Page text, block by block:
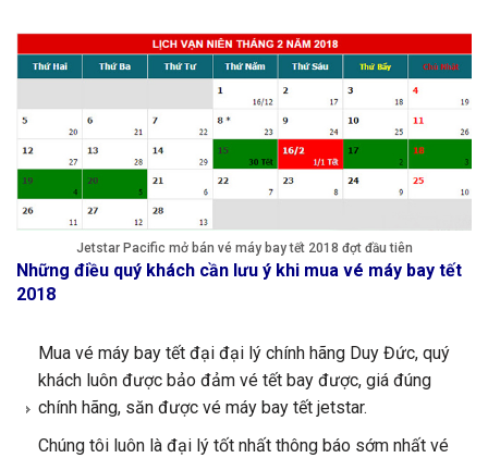
Jetstar Pacific mở bán vé máy bay tết 2018 đợt đầu tiên
Những điều quý khách cần lưu ý khi mua vé máy bay tết
2018
Mua vé máy bay tết đại đại lý chính hãng Duy Đức, quý
khách luôn được bảo đảm vé tết bay được, giá đúng
chính hãng, săn được vé máy bay tết jetstar.
Chúng tôi luôn là đại lý tốt nhất thông báo sớm nhất vé